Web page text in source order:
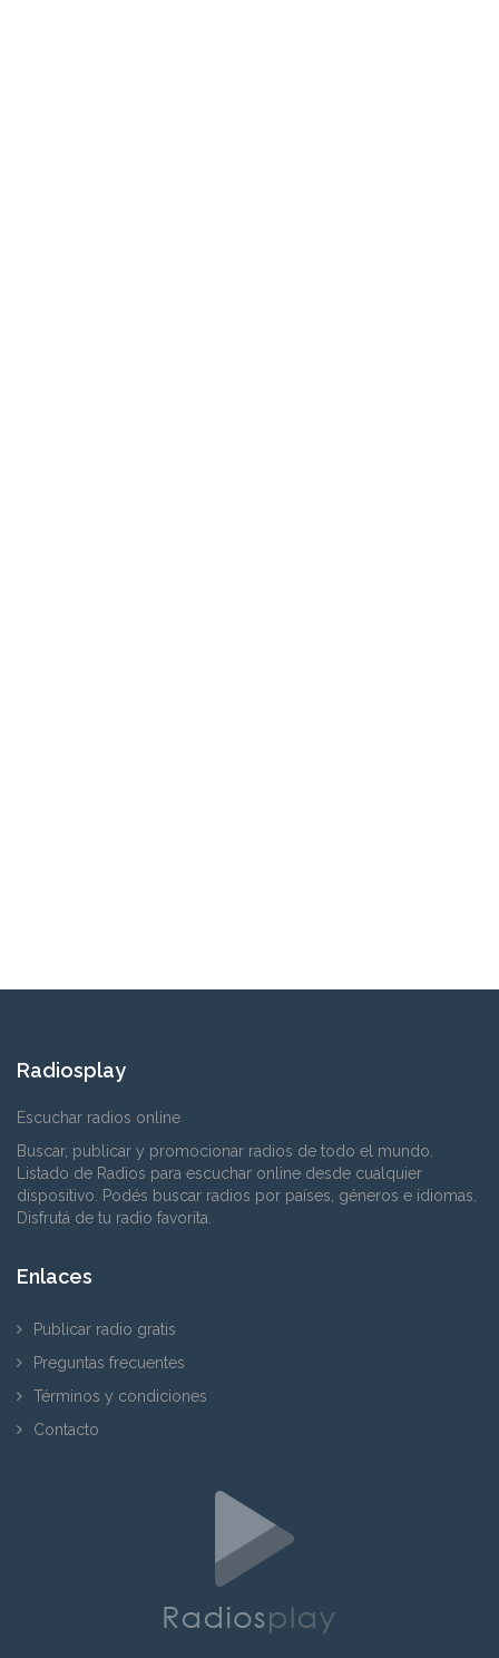
Radiosplay
Escuchar radios online
Buscar, publicar y promocionar radios de todo el mundo.
Listado de Radios para escuchar online desde cualquier
dispositivo. Podés buscar radios por países, géneros e idiomas.
Disfrutá de tu radio favorita.
Enlaces
Publicar radio gratis
Preguntas frecuentes
Términos y condiciones
Contacto